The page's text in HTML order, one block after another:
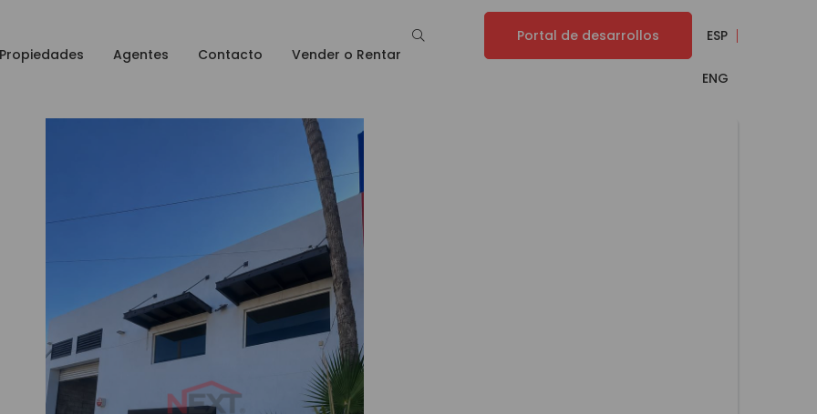
Propiedades Agentes Contacto Vender o Rentar
Portal de desarrollos ESP
ENG